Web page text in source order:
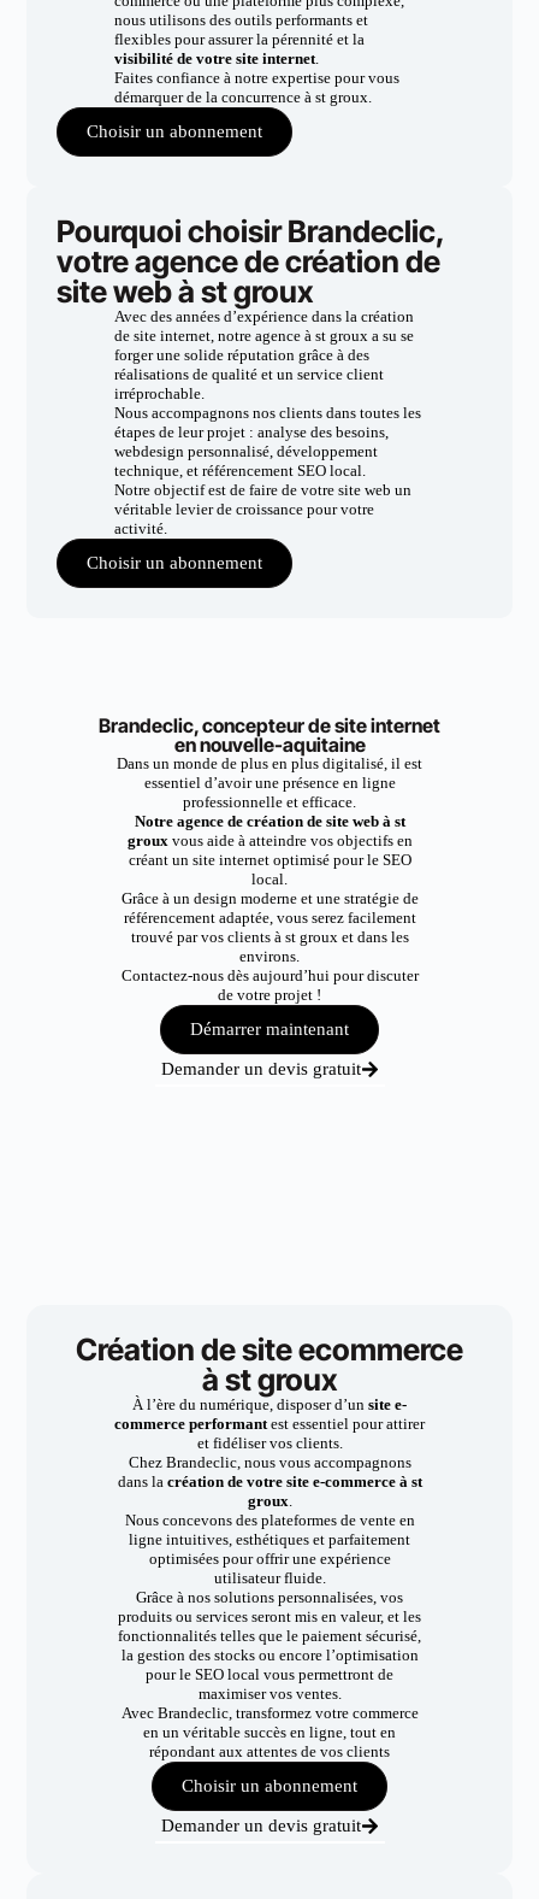
nous utilisons des outils performants et
flexibles pour assurer la pérennité et la
visibilité de votre site internet.
Faites confiance à notre expertise pour vous
démarquer de la concurrence à st groux.
Choisir un abonnement
Pourquoi choisir Brandeclic,
votre agence de création de
site web à st groux
Avec des années d’expérience dans la création
de site internet, notre agence à st groux a su se
forger une solide réputation grâce à des
réalisations de qualité et un service client
irréprochable.
Nous accompagnons nos clients dans toutes les
étapes de leur projet : analyse des besoins,
webdesign personnalisé, développement
technique, et référencement SEO local.
Notre objectif est de faire de votre site web un
véritable levier de croissance pour votre
activité.
Choisir un abonnement
Brandeclic, concepteur de site internet
en nouvelle-aquitaine
Dans un monde de plus en plus digitalisé, il est
essentiel d’avoir une présence en ligne
professionnelle et efficace.
Notre agence de création de site web à st
grouxvous aide à atteindre vos objectifs en
créant un site internet optimisé pour le SEO
local.
Grâce à un design moderne et une stratégie de
référencement adaptée, vous serez facilement
trouvé par vos clients à st groux et dans les
environs.
Contactez-nous dès aujourd’hui pour discuter
de votre projet !
Démarrer maintenant
Demander un devis gratuit
Création de site ecommerce
à st groux
À l’ère du numérique, disposer d’un site e-
commerce performantest essentiel pour attirer
et fidéliser vos clients.
Chez Brandeclic, nous vous accompagnons
dans la création de votre site e-commerce à st
groux.
Nous concevons des plateformes de vente en
ligne intuitives, esthétiques et parfaitement
optimisées pour offrir une expérience
utilisateur fluide.
Grâce à nos solutions personnalisées, vos
produits ou services seront mis en valeur, et les
fonctionnalités telles que le paiement sécurisé,
la gestion des stocks ou encore l’optimisation
pour le SEO local vous permettront de
maximiser vos ventes.
Avec Brandeclic, transformez votre commerce
en un véritable succès en ligne, tout en
répondant aux attentes de vos clients
Choisir un abonnement
Demander un devis gratuit